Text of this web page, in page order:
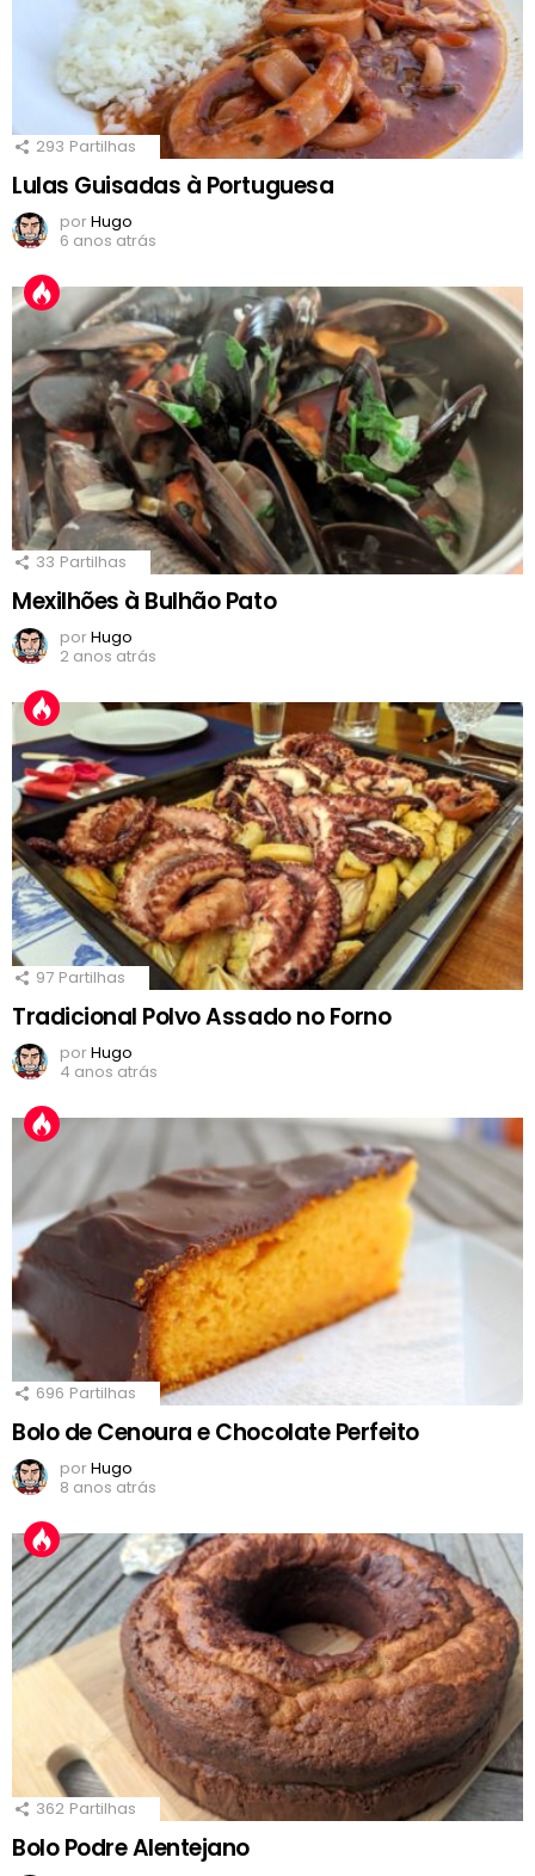
293 Partilhas
Lulas Guisadas à Portuguesa
porHugo
6 anos atrás
33 Partilhas
Mexilhões à Bulhão Pato
porHugo
2 anos atrás
97 Partilhas
Tradicional Polvo Assado no Forno
porHugo
4 anos atrás
696 Partilhas
Bolo de Cenoura e Chocolate Perfeito
porHugo
8 anos atrás
362 Partilhas
Bolo Podre Alentejano